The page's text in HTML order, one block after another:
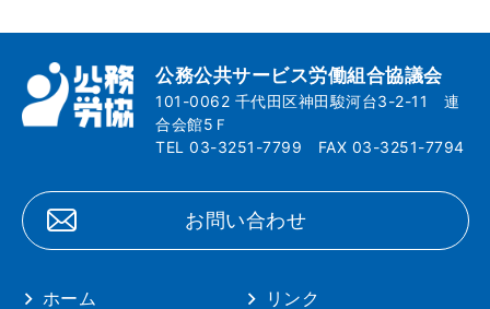
公務公共サービス労働組合協議会
101-0062 千代田区神田駿河台3-2-11 連
合会館5Ｆ
TEL 03-3251-7799 FAX 03-3251-7794
お問い合わせ
ホーム
リンク